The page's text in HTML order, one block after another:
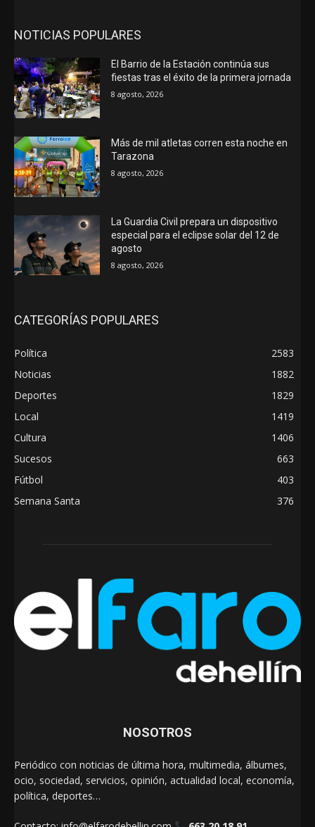
NOTICIAS POPULARES
El Barrio de la Estación continúa sus
fiestas tras el éxito de la primera jornada
8 agosto, 2026
Más de mil atletas corren esta noche en
Tarazona
8 agosto, 2026
La Guardia Civil prepara un dispositivo
especial para el eclipse solar del 12 de
agosto
8 agosto, 2026
CATEGORÍAS POPULARES
Política
2583
Noticias
1882
Deportes
1829
Local
1419
Cultura
1406
Sucesos
663
Fútbol
403
Semana Santa
376
NOSOTROS
Periódico con noticias de última hora, multimedia, álbumes,
ocio, sociedad, servicios, opinión, actualidad local, economía,
política, deportes…